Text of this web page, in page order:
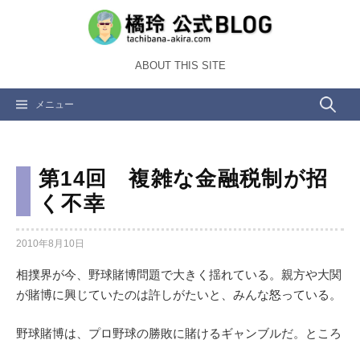
ツ
ABOUT THIS SITE
メニュー 検
第14回 複雑な金融税制が招
く不幸
2010年8月10日
相撲界が今、野球賭博問題で大きく揺れている。親方や大関
が賭博に興じていたのは許しがたいと、みんな怒っている。
野球賭博は、プロ野球の勝敗に賭けるギャンブルだ。ところ